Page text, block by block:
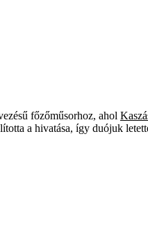
főzőműsorhoz, ahol
a hivatása, így duójuk